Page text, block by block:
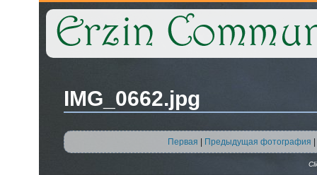
IMG_0662.jpg
Первая Предыдущая фотография